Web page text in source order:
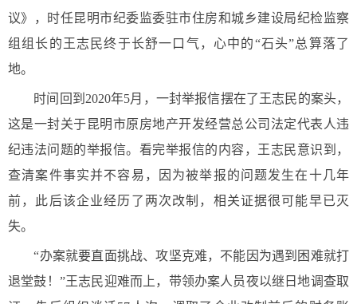
议》，时任昆明市纪委监委驻市住房和城乡建设局纪检监察
组组长的王志民终于长舒一口气，心中的“石头”总算落了
地。
时间回到2020年5月，一封举报信摆在了王志民的案头，
这是一封关于昆明市原房地产开发经营总公司法定代表人违
纪违法问题的举报信。看完举报信的内容，王志民意识到，
查清案件事实并不容易，因为被举报的问题发生在十几年
前，此后该企业经历了两次改制，相关证据很可能早已灭
失。
“办案就要直面挑战、攻坚克难，不能因为遇到困难就打
退堂鼓！”王志民迎难而上，带领办案人员夜以继日地调查取